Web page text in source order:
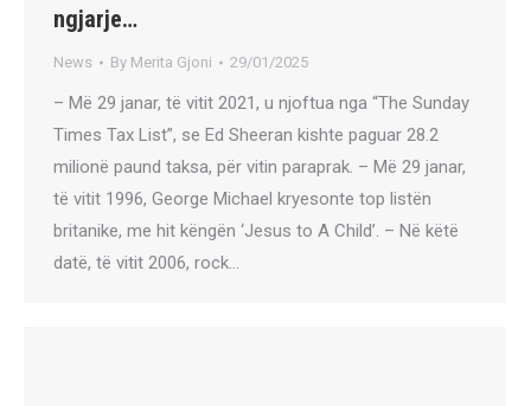
ngjarje…
News By Merita Gjoni 29/01/2025
– Më 29 janar, të vitit 2021, u njoftua nga “The Sunday
Times Tax List”, se Ed Sheeran kishte paguar 28.2
milionë paund taksa, për vitin paraprak. – Më 29 janar,
të vitit 1996, George Michael kryesonte top listën
britanike, me hit këngën ‘Jesus to A Child’. – Në këtë
datë, të vitit 2006, rock…